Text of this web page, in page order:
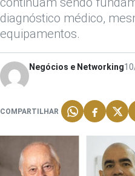
diagnóstico médico,
equipamentos.
Negócios e Networking
COMPARTILHAR